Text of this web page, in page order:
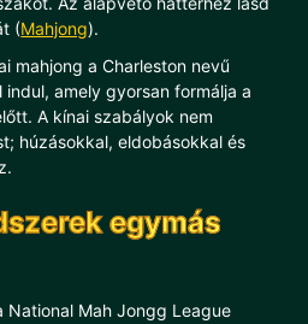
(Mahjong).
mahjong a Charleston nevű
amely gyorsan formálja a
A kínai szabályok nem
húzásokkal, eldobásokkal és
egymás
National Mah Jongg League